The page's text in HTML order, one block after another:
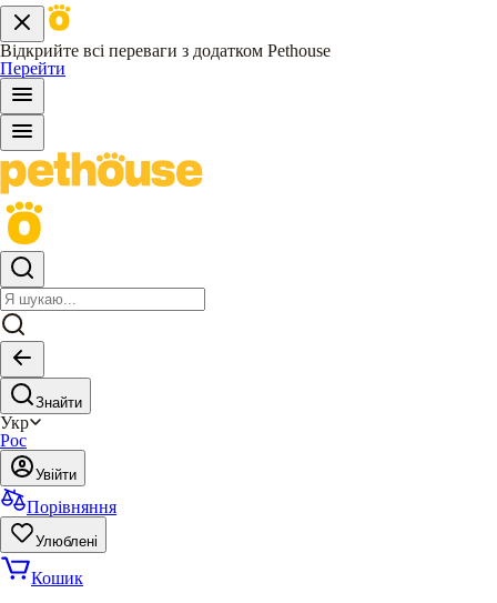
Відкрийте всі переваги з додатком Pethouse
Перейти
Знайти
Укр
Рос
Увійти
Порівняння
Улюблені
Кошик